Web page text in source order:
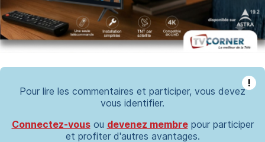
!
Pour lire les commentaires et participer, vous devez
vous identifier.
Connectez-vousou devenez membrepour participer
et profiter d'autres avantages.